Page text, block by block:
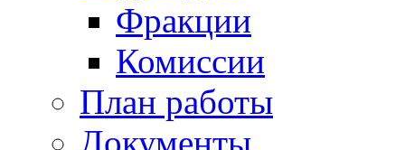
Фракции
Комиссии
План работы